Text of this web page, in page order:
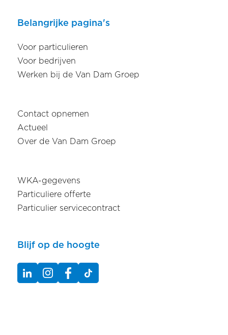
Belangrijke pagina's
Voor particulieren
Voor bedrijven
Werken bij de Van Dam Groep
Contact opnemen
Actueel
Over de Van Dam Groep
WKA-gegevens
Particuliere offerte
Particulier servicecontract
Blijf op de hoogte